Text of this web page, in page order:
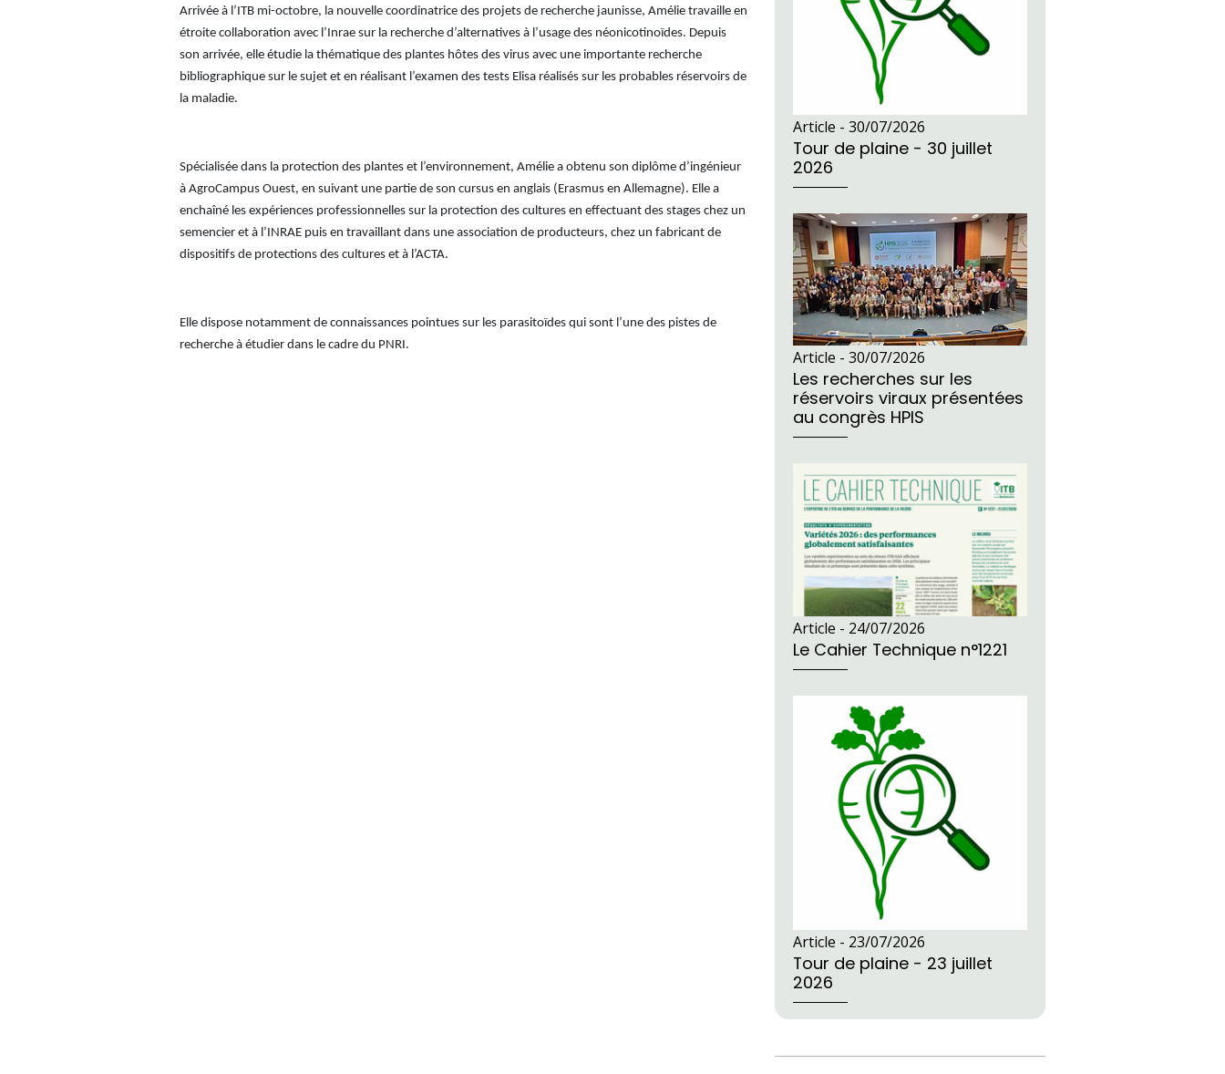
Arrivée à l’ITB mi-octobre, la nouvelle coordinatrice des projets de recherche jaunisse, Amélie travaille en
étroite collaboration avec l’Inrae sur la recherche d’alternatives à l’usage des néonicotinoïdes. Depuis
son arrivée, elle étudie la thématique des plantes hôtes des virus avec une importante recherche
bibliographique sur le sujet et en réalisant l’examen des tests Elisa réalisés sur les probables réservoirs de
la maladie.
Spécialisée dans la protection des plantes et l’environnement, Amélie a obtenu son diplôme d’ingénieur
à AgroCampus Ouest, en suivant une partie de son cursus en anglais (Erasmus en Allemagne). Elle a
enchaîné les expériences professionnelles sur la protection des cultures en effectuant des stages chez un
semencier et à l’INRAE puis en travaillant dans une association de producteurs, chez un fabricant de
dispositifs de protections des cultures et à l’ACTA.
Elle dispose notamment de connaissances pointues sur les parasitoïdes qui sont l’une des pistes de
recherche à étudier dans le cadre du PNRI.
Article -30/07/2026
Tour de plaine - 30 juillet
2026
Article -30/07/2026
Les recherches sur les
réservoirs viraux présentées
au congrès HPIS
Article - 24/07/2026
Le Cahier Technique n°1221
Article - 23/07/2026
Tour de plaine - 23 juillet
2026